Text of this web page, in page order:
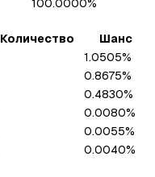
100.0000%
Количество
Шанс
1.0505%
0.8675%
0.4830%
0.0080%
0.0055%
0.0040%